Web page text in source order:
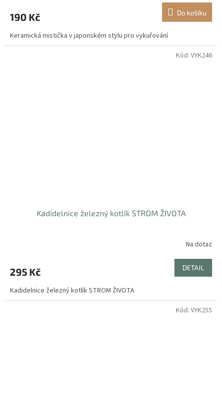
190 Kč Do košíku
Keramická mistička v japonském stylu pro vykuřování
Kadidelnice železný kotlík STROM ŽIVOTA
Na dotaz
295 Kč DETAIL
Kadidelnice železný kotlík STROM ŽIVOTA
Kód: VYK246
Kód: VYK255